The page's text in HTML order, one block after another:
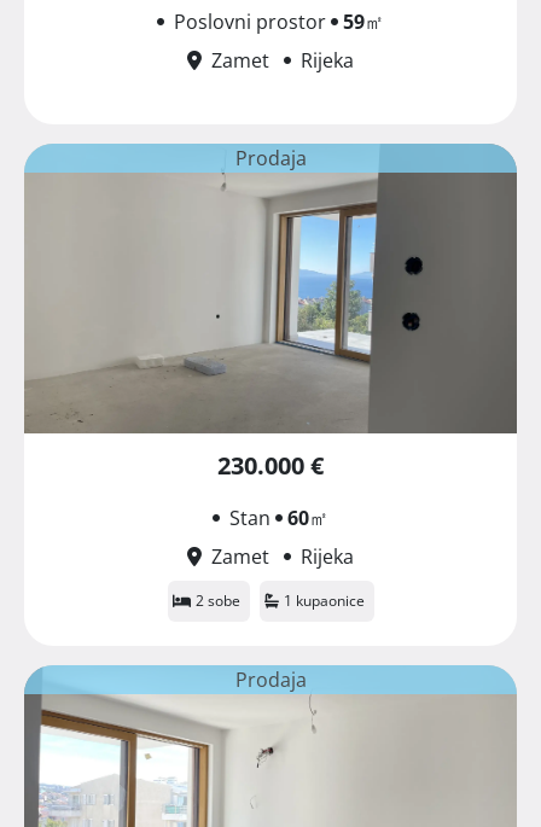
Poslovni prostor 59㎡
Zamet
Rijeka
Prodaja
230.000 €
Stan 60㎡
Zamet
Rijeka
2 sobe 1 kupaonice
Prodaja